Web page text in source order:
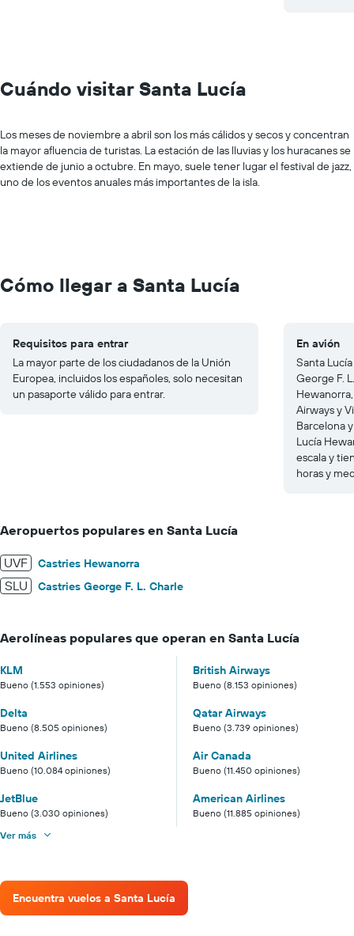
Cuándo visitar Santa Lucía
Los meses de noviembre a abril son los más cálidos y secos y concentran
la mayor afluencia de turistas. La estación de las lluvias y los huracanes se
extiende de junio a octubre. En mayo, suele tener lugar el festival de jazz,
uno de los eventos anuales más importantes de la isla.
Cómo llegar a Santa Lucía
Requisitos para entrar
La mayor parte de los ciudadanos de la Unión
Europea, incluidos los españoles, solo necesitan
un pasaporte válido para entrar.
En avión
Santa
George F.
Airways y
Barcelona
Lucía
escala y
horas y
Aeropuertos populares en Santa Lucía
UVF Castries Hewanorra
SLU Castries George F. L. Charle
Aerolíneas populares que operan en Santa Lucía
KLM
Bueno (1.553 opiniones)
British Airways
Bueno (8.153 opiniones)
Delta
Bueno (8.505 opiniones)
Qatar Airways
Bueno (3.739 opiniones)
United Airlines
Bueno (10.084 opiniones)
Air Canada
Bueno (11.450 opiniones)
JetBlue
Bueno (3.030 opiniones)
American Airlines
Bueno (11.885 opiniones)
Ver más
Encuentra vuelos a Santa Lucía